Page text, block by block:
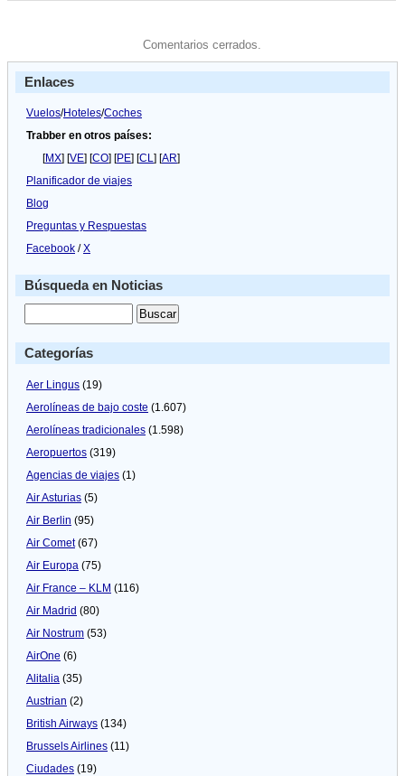
Comentarios cerrados.
Enlaces
Vuelos/Hoteles/Coches
Trabber en otros países:
[MX] [VE] [CO] [PE] [CL] [AR]
Planificador de viajes
Blog
Preguntas y Respuestas
Facebook /X
Búsqueda en Noticias
Categorías
Aer Lingus (19)
Aerolíneas de bajo coste (1.607)
Aerolíneas tradicionales (1.598)
Aeropuertos (319)
Agencias de viajes (1)
Air Asturias (5)
Air Berlin (95)
Air Comet(67)
Air Europa (75)
Air France – KLM (116)
Air Madrid (80)
Air Nostrum (53)
AirOne (6)
Alitalia (35)
Austrian (2)
British Airways (134)
Brussels Airlines (11)
Ciudades (19)